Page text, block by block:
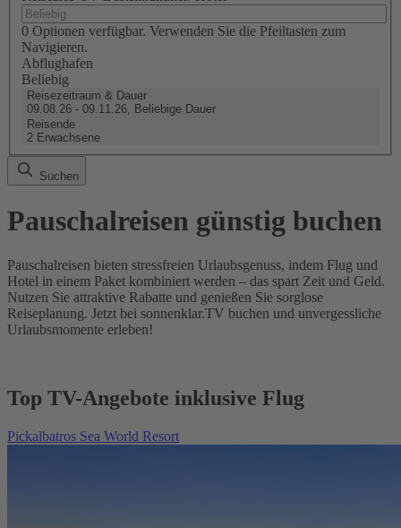
0 Optionen verfügbar. Verwenden Sie die Pfeiltasten zum
Navigieren.
Abflughafen
Beliebig
Reisezeitraum & Dauer
09.08.26 - 09.11.26, Beliebige Dauer
Reisende
2 Erwachsene
Suchen
Pauschalreisen günstig buchen
Pauschalreisen bieten stressfreien Urlaubsgenuss, indem Flug und
Hotel in einem Paket kombiniert werden – das spart Zeit und Geld.
Nutzen Sie attraktive Rabatte und genießen Sie sorglose
Reiseplanung. Jetzt bei sonnenklar.TV buchen und unvergessliche
Urlaubsmomente erleben!
Top TV-Angebote inklusive Flug
Pickalbatros Sea World Resort